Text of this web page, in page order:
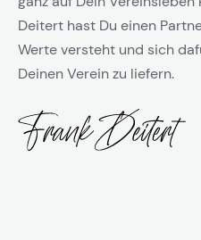
Deitert hast Du einen
Werte versteht und sich
Deinen Verein zu liefern.